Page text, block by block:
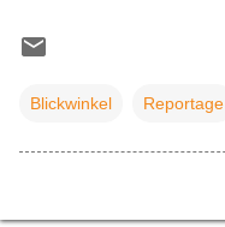
Blickwinkel Reportage